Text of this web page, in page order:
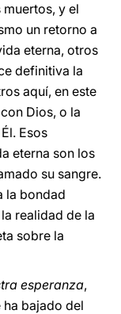
y el
un retorno a
eterna, otros
definitiva la
aquí, en este
Dios, o la
Esos
eterna son los
su sangre.
la bondad
realidad de la
sobre la
esperanza,
bajado del